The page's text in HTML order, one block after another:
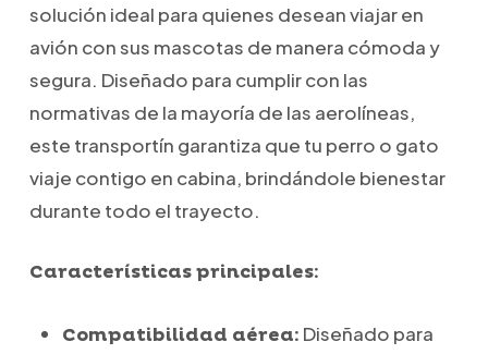
solución ideal para quienes desean viajar en
avión con sus mascotas de manera cómoda y
segura. Diseñado para cumplir con las
normativas de la mayoría de las aerolíneas,
este transportín garantiza que tu perro o gato
viaje contigo en cabina, brindándole bienestar
durante todo el trayecto.
Características principales:
Compatibilidad aérea: Diseñado para